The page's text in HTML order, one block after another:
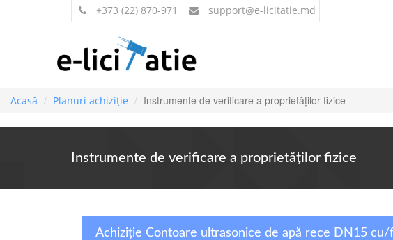
+373 (22) 870-971 support@e-licitatie.md
Acasă Planuri achiziție Instrumente de verificare a proprietăţilor fizice
Instrumente de verificare a proprietăţilor fizice
Achiziție Contoare ultrasonice de apă rece DN15